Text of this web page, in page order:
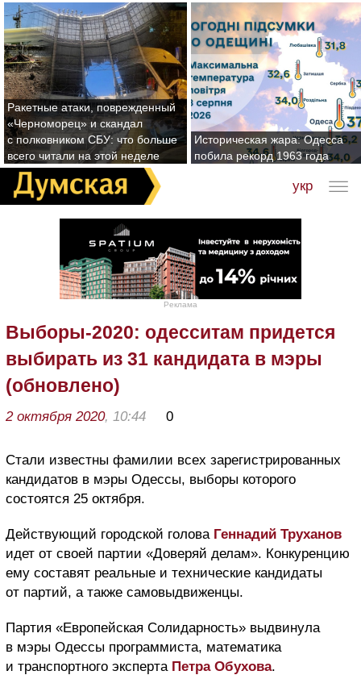
Ракетные атаки, поврежденный
«Черноморец» и скандал
с полковником СБУ: что больше
всего читали на этой неделе
Историческая жара: Одесса
побила рекорд 1963 года
укр
Реклама
Выборы-2020: одесситам придется
выбирать из 31 кандидата в мэры
(обновлено)
2 октября 2020, 10:44 0
Стали известны фамилии всех зарегистрированных
кандидатов в мэры Одессы, выборы которого
состоятся 25 октября.
Действующий городской голова Геннадий Труханов
идет от своей партии «Доверяй делам». Конкуренцию
ему составят реальные и технические кандидаты
от партий, а также самовыдвиженцы.
Партия «Европейская Солидарность» выдвинула
в мэры Одессы программиста, математика
и транспортного эксперта Петра Обухова.